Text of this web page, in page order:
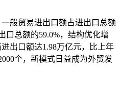
般贸易进出口额占进出口总额
口总额的59.0%，结构优化增
出口额达1.98万亿元，比上年
个，新模式日益成为外贸发